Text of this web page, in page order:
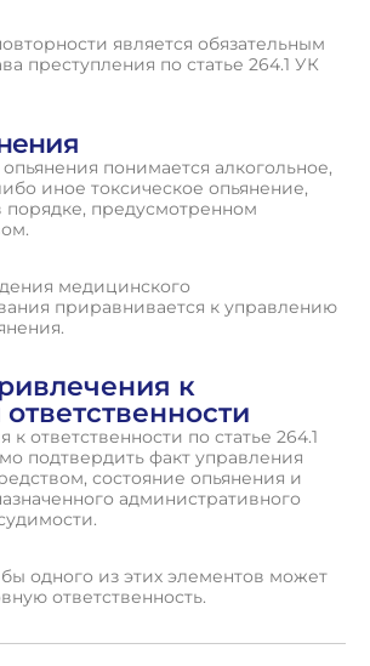
является обязательным
преступления по статье 264.1 УК
понимается алкогольное,
иное токсическое опьянение,
порядке, предусмотренном
медицинского
приравнивается к управлению
к
ответственности по статье 264.1
подтвердить факт управления
состояние опьянения и
административного
бы одного из этих элементов может
ответственность.